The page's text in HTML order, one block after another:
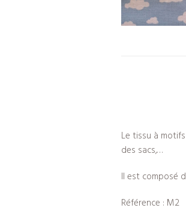
Le tissu à
des sacs,…
Il est composé
Référence : M2